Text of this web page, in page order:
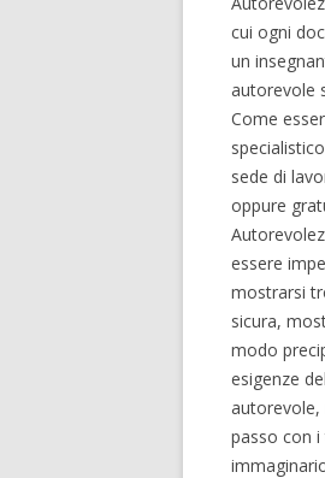
cui ogni
un
autorevole
Come
sede di
oppure
essere
mostrarsi
sicura,
modo
esigenze
autorevole,
passo con